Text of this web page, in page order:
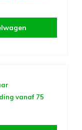
vanaf 75